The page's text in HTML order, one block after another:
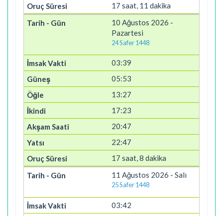
17 saat, 11 dakika
10 Ağustos 2026 -
Pazartesi
24 Safer 1448
03:39
05:53
13:27
17:23
20:47
22:47
17 saat, 8 dakika
11 Ağustos 2026 - Salı
25 Safer 1448
03:42